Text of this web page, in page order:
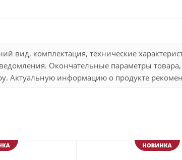
вид, комплектация, технические
Окончательные параметры
Актуальную информацию о продукте